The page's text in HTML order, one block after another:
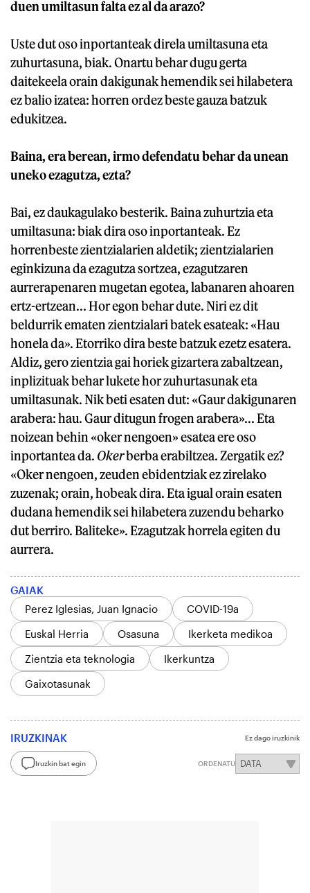
duen umiltasun falta ez al da arazo?
Uste dut oso inportanteak direla umiltasuna eta
zuhurtasuna, biak. Onartu behar dugu gerta
daitekeela orain dakigunak hemendik sei hilabetera
ez balio izatea: horren ordez beste gauza batzuk
edukitzea.
Baina, era berean, irmo defendatu behar da unean
uneko ezagutza, ezta?
Bai, ez daukagulako besterik. Baina zuhurtzia eta
umiltasuna: biak dira oso inportanteak. Ez
horrenbeste zientzialarien aldetik; zientzialarien
eginkizuna da ezagutza sortzea, ezagutzaren
aurrerapenaren mugetan egotea, labanaren ahoaren
ertz-ertzean... Hor egon behar dute. Niri ez dit
beldurrik ematen zientzialari batek esateak: «Hau
honela da». Etorriko dira beste batzuk ezetz esatera.
Aldiz, gero zientzia gai horiek gizartera zabaltzean,
inplizituak behar lukete hor zuhurtasunak eta
umiltasunak. Nik beti esaten dut: «Gaur dakigunaren
arabera: hau. Gaur ditugun frogen arabera»... Eta
noizean behin «oker nengoen» esatea ere oso
inportantea da. Okerberba erabiltzea. Zergatik ez?
«Oker nengoen, zeuden ebidentziak ez zirelako
zuzenak; orain, hobeak dira. Eta igual orain esaten
dudana hemendik sei hilabetera zuzendu beharko
dut berriro. Baliteke». Ezagutzak horrela egiten du
aurrera.
GAIAK
Perez Iglesias, Juan Ignacio
COVID-19a
Euskal Herria
Osasuna
Ikerketa medikoa
Zientzia eta teknologia
Ikerkuntza
Gaixotasunak
IRUZKINAK Ez dago iruzkinik
Iruzkin bat egin ORDENATU